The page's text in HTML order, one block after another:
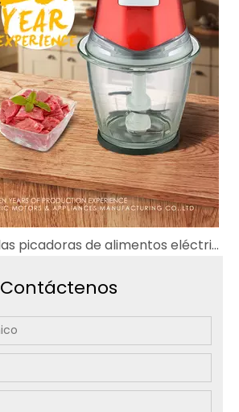
La evolución de las picadoras de alimentos eléctricas
Contáctenos